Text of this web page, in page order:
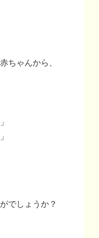
ちゃんから、
でしょうか？